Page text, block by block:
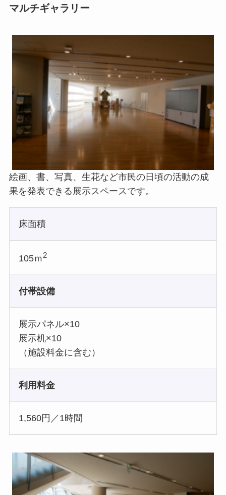
マルチギャラリー
絵画、書、写真、生花など市民の日頃の活動の成
果を発表できる展示スペースです。
床面積
105ｍ2
付帯設備
展示パネル×10
展示机×10
（施設料金に含む）
利用料金
1,560円／1時間